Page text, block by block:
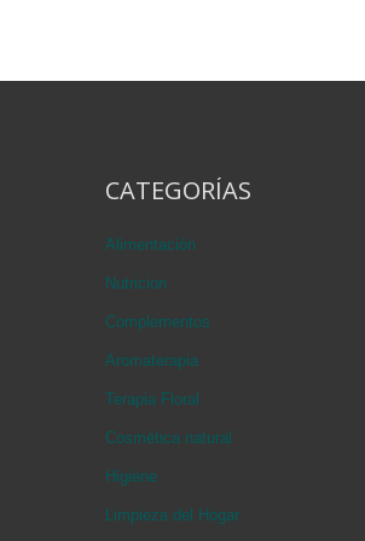
CATEGORÍAS
Alimentación
Nutricion
Complementos
Aromaterapia
Terapia Floral
Cosmética natural
Higiene
Limpieza del Hogar